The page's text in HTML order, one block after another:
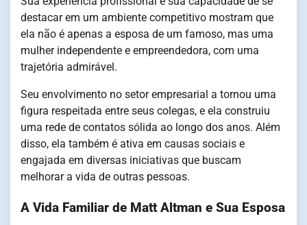
destacar em um ambiente competitivo mostram que
ela não é apenas a esposa de um famoso, mas uma
mulher independente e empreendedora, com uma
trajetória admirável.
Seu envolvimento no setor empresarial a tornou uma
figura respeitada entre seus colegas, e ela construiu
uma rede de contatos sólida ao longo dos anos. Além
disso, ela também é ativa em causas sociais e
engajada em diversas iniciativas que buscam
melhorar a vida de outras pessoas.
A Vida Familiar de Matt Altman e Sua Esposa